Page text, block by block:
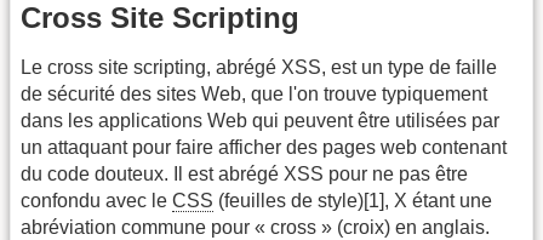
Cross Site Scripting
Le cross site scripting, abrégé XSS, est un type de faille
de sécurité des sites Web, que l'on trouve typiquement
dans les applications Web qui peuvent être utilisées par
un attaquant pour faire afficher des pages web contenant
du code douteux. Il est abrégé XSS pour ne pas être
confondu avec le CSS (feuilles de style)[1], X étant une
abréviation commune pour « cross » (croix) en anglais.